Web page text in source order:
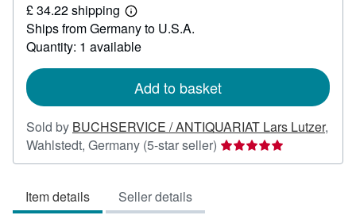
104.99
£ 34.22 shipping
Learn
more
about
shipping
Ships from Germany to U.S.A.
Quantity: 1 available
Add to basket
Sold by BUCHSERVICE / ANTIQUARIAT Lars Lutzer,
Wahlstedt, Germany (5-star seller) Seller
rating
Item details Seller details